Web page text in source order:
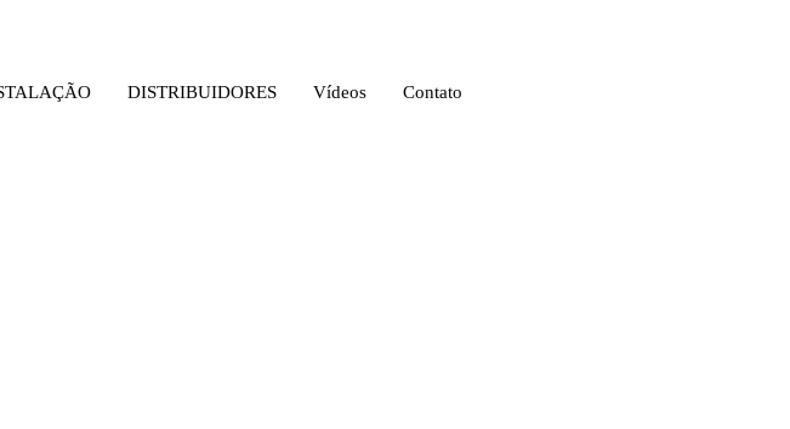
DISTRIBUIDORES Vídeos Contato